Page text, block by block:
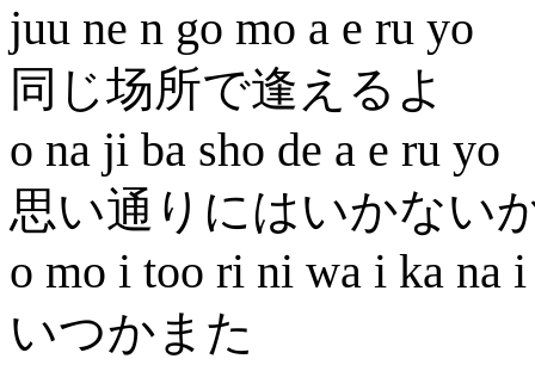
juu ne n go mo a e ru yo
同じ场所で逢えるよ
o na ji ba sho de a e ru yo
思い通りにはいかない
o mo i too ri ni wa i ka na
いつかまた